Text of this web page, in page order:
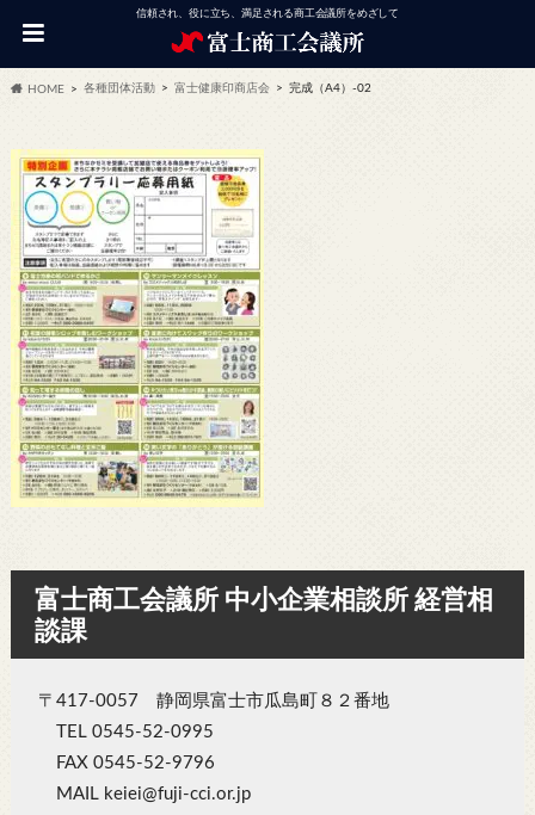
信頼され、役に立ち、満足される商工会議所をめざして
HOME 各種団体活動 富士健康印商店会 完成（A4）-02
富士商工会議所 中小企業相談所 経営相
談課
〒417-0057 静岡県富士市瓜島町８２番地
TEL 0545-52-0995
FAX 0545-52-9796
MAIL keiei@fuji-cci.or.jp